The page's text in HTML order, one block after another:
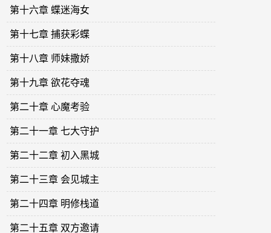
第十六章 蝶迷海女
第十七章 捕获彩蝶
第十八章 师妹撒娇
第十九章 欲花夺魂
第二十章 心魔考验
第二十一章 七大守护
第二十二章 初入黑城
第二十三章 会见城主
第二十四章 明修栈道
第二十五章 双方邀请